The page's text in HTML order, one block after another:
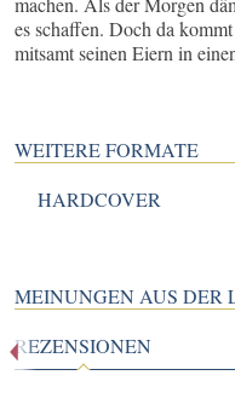
es schaffen. Doch da
mitsamt seinen Eiern in
WEITERE FORMATE
HARDCOVER
MEINUNGEN AUS DER
REZENSIONEN